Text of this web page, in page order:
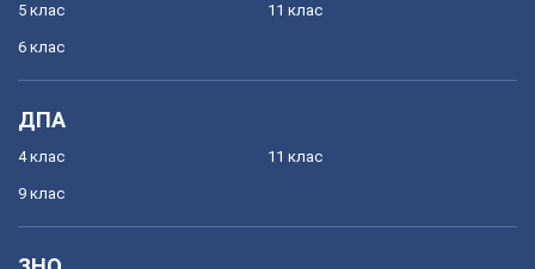
5 клас
6 клас
11 клас
ДПА
4 клас
9 клас
11 клас